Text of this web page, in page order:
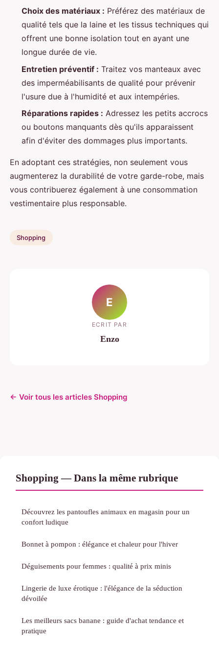
Choix des matériaux : Préférez des matériaux de
qualité tels que la laine et les tissus techniques qui
offrent une bonne isolation tout en ayant une
longue durée de vie.
Entretien préventif : Traitez vos manteaux avec
des imperméabilisants de qualité pour prévenir
l'usure due à l'humidité et aux intempéries.
Réparations rapides : Adressez les petits accrocs
ou boutons manquants dès qu'ils apparaissent
afin d'éviter des dommages plus importants.
En adoptant ces stratégies, non seulement vous
augmenterez la durabilité de votre garde-robe, mais
vous contribuerez également à une consommation
vestimentaire plus responsable.
Shopping
E
ECRIT PAR
Enzo
← Voir tous les articles Shopping
Shopping — Dans la même rubrique
Découvrez les pantoufles animaux en magasin pour un
confort ludique
Bonnet à pompon : élégance et chaleur pour l'hiver
Déguisements pour femmes : qualité à prix minis
Lingerie de luxe érotique : l'élégance de la séduction
dévoilée
Les meilleurs sacs banane : guide d'achat tendance et
pratique